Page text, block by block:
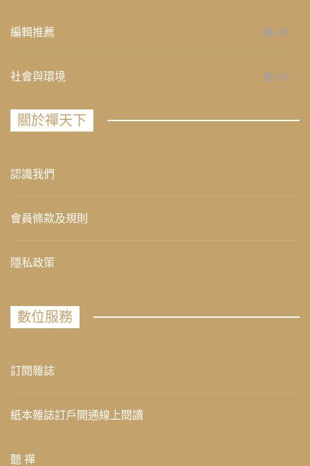
編輯推薦 236
社會與環境 235
關於禪天下
認識我們
會員條款及規則
隱私政策
數位服務
訂閱雜誌
紙本雜誌訂戶開通線上閱讀
聽 禪